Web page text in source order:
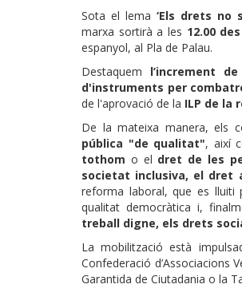
Sota el lema‘Els drets no
marxa sortirà a les 12.00
espanyol, al Pla de Palau.
Destaquem l’increment
d'instruments per
de l'aprovació de la ILP de la
De la mateixa manera, els
pública "de qualitat", així
tothom o el dret de les
societat inclusiva, el dret
reforma laboral, que es lluiti
qualitat democràtica i,
treball digne, els drets
La mobilització està
Confederació d’Associacions
Garantida de Ciutadania o la